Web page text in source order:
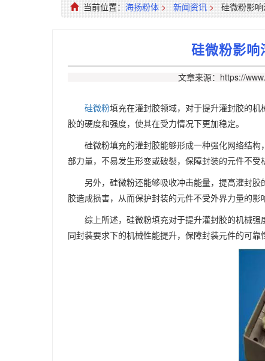
当前位置：海扬粉体 > 新闻资讯 > 硅微粉影响
硅微粉影响
文章来源：https://
硅微粉填充在灌封胶领域， 对于提升灌封胶的机
胶的硬度和强度，使其在受力情况下更加稳定。
硅微粉填充的灌封胶能够形成一种强化网络结
部力量，不易发生形变或破裂，保障封装的元件不受
另外，硅微粉还能够吸收冲击能量，提高灌封
胶造成损害，从而保护封装的元件不受外界力量的影
综上所述，硅微粉填充对于提升灌封胶的机械
同封装要求下的机械性能提升，保障封装元件的可靠